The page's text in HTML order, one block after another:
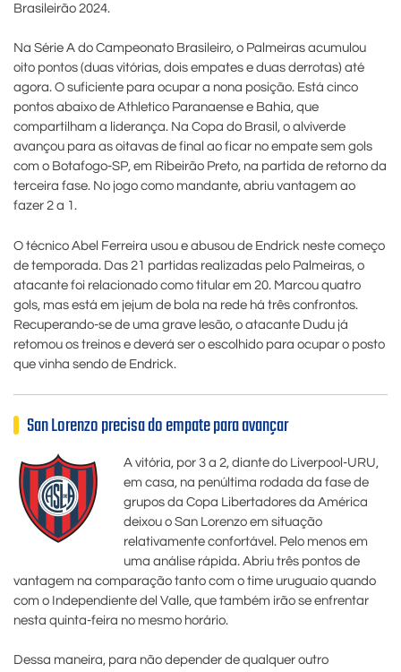
Brasileirão 2024.
Na Série A do Campeonato Brasileiro, o Palmeiras acumulou
oito pontos (duas vitórias, dois empates e duas derrotas) até
agora. O suficiente para ocupar a nona posição. Está cinco
pontos abaixo de Athletico Paranaense e Bahia, que
compartilham a liderança. Na Copa do Brasil, o alviverde
avançou para as oitavas de final ao ficar no empate sem gols
com o Botafogo-SP, em Ribeirão Preto, na partida de retorno da
terceira fase. No jogo como mandante, abriu vantagem ao
fazer 2 a 1.
O técnico Abel Ferreira usou e abusou de Endrick neste começo
de temporada. Das 21 partidas realizadas pelo Palmeiras, o
atacante foi relacionado como titular em 20. Marcou quatro
gols, mas está em jejum de bola na rede há três confrontos.
Recuperando-se de uma grave lesão, o atacante Dudu já
retomou os treinos e deverá ser o escolhido para ocupar o posto
que vinha sendo de Endrick.
San Lorenzo precisa do empate para avançar
A vitória, por 3 a 2, diante do Liverpool-URU,
em casa, na penúltima rodada da fase de
grupos da Copa Libertadores da América
deixou o San Lorenzo em situação
relativamente confortável. Pelo menos em
uma análise rápida. Abriu três pontos de
vantagem na comparação tanto com o time uruguaio quando
com o Independiente del Valle, que também irão se enfrentar
nesta quinta-feira no mesmo horário.
Dessa maneira, para não depender de qualquer outro